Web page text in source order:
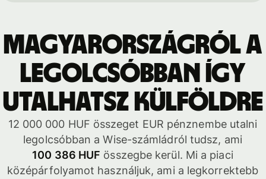
Magyarországról a
legolcsóbban így
utalhatsz külföldre
12 000 000 HUF összeget EUR pénznembe utalni
legolcsóbban a Wise-számládról tudsz, ami
100 386 HUF összegbe kerül. Mi a piaci
középárfolyamot használjuk, ami a legkorrektebb